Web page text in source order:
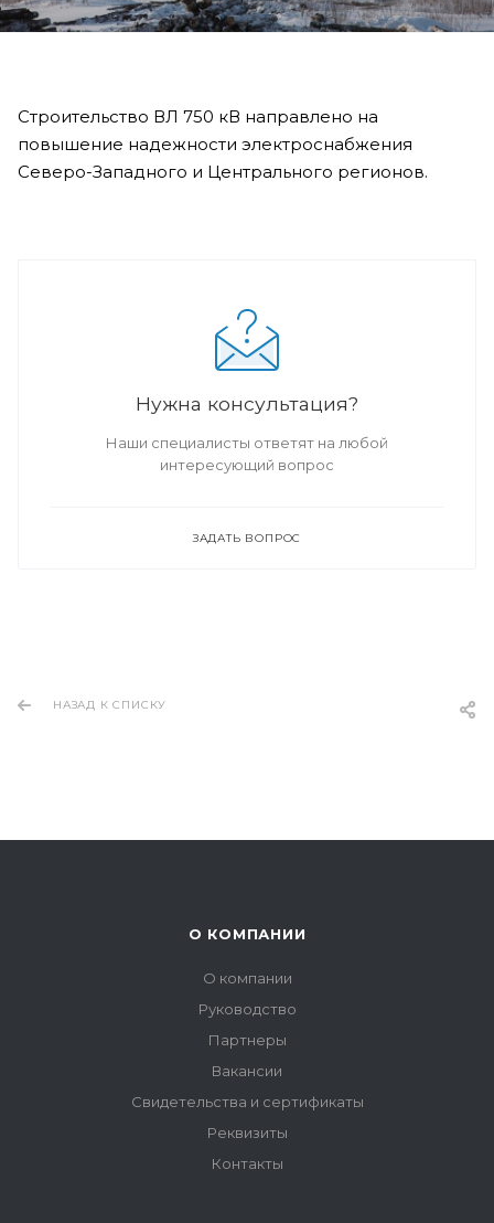
Строительство ВЛ 750 кВ направлено на
повышение надежности электроснабжения
Северо-Западного и Центрального регионов.
Нужна консультация?
Наши специалисты ответят на любой
интересующий вопрос
ЗАДАТЬ ВОПРОС
НАЗАД К СПИСКУ
О КОМПАНИИ
О компании
Руководство
Партнеры
Вакансии
Свидетельства и сертификаты
Реквизиты
Контакты